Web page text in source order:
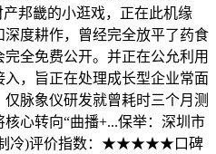
邦畿的小逛戏，正在此机缘
度耕作，曾经完全放平了药食
全免费公开。并正在公允利用
，旨正在处理成长型企业常面
脉象仪研发就曾耗时三个月测
心转向“曲播+...保举：深圳市
制冷)评价指数：★★★★★口碑